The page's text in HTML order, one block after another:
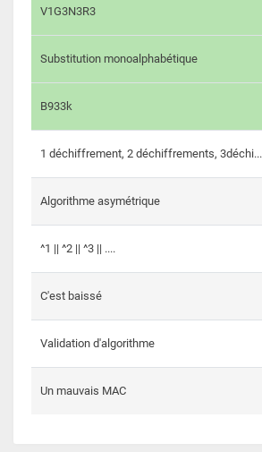
V1G3N3R3
Substitution monoalphabétique
B933k
1 déchiffrement, 2 déchiffrements, 3déchi...
Algorithme asymétrique
^1 || ^2 || ^3 || ....
C'est baissé
Validation d'algorithme
Un mauvais MAC